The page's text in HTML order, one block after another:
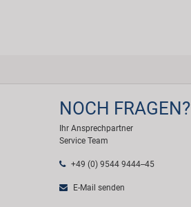
NOCH FRAGEN?
Ihr Ansprechpartner
Service Team
+49 (0) 9544 9444--45
E-Mail senden